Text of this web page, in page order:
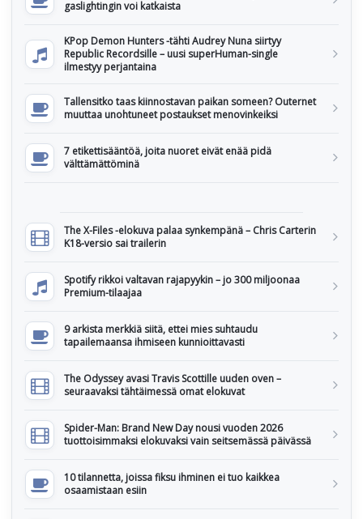
gaslightingin voi katkaista
KPop Demon Hunters -tähti Audrey Nuna siirtyy
Republic Recordsille – uusi superHuman-single
ilmestyy perjantaina
Tallensitko taas kiinnostavan paikan someen? Outernet
muuttaa unohtuneet postaukset menovinkeiksi
7 etikettisääntöä, joita nuoret eivät enää pidä
välttämättöminä
The X-Files -elokuva palaa synkempänä – Chris Carterin
K18-versio sai trailerin
Spotify rikkoi valtavan rajapyykin – jo 300 miljoonaa
Premium-tilaajaa
9 arkista merkkiä siitä, ettei mies suhtaudu
tapailemaansa ihmiseen kunnioittavasti
The Odyssey avasi Travis Scottille uuden oven –
seuraavaksi tähtäimessä omat elokuvat
Spider-Man: Brand New Day nousi vuoden 2026
tuottoisimmaksi elokuvaksi vain seitsemässä päivässä
10 tilannetta, joissa fiksu ihminen ei tuo kaikkea
osaamistaan esiin